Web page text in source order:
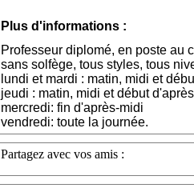
Plus d'informations :
Professeur diplomé, en poste au
sans solfège, tous styles, tous
lundi et mardi : matin, midi et
jeudi : matin, midi et début
mercredi: fin d'après-midi
vendredi: toute la journée.
Partagez avec vos amis :